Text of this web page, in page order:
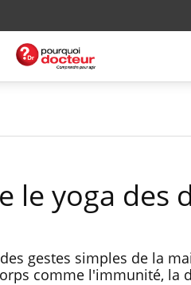
le yoga des
gestes simples de la
comme l'immunité, la